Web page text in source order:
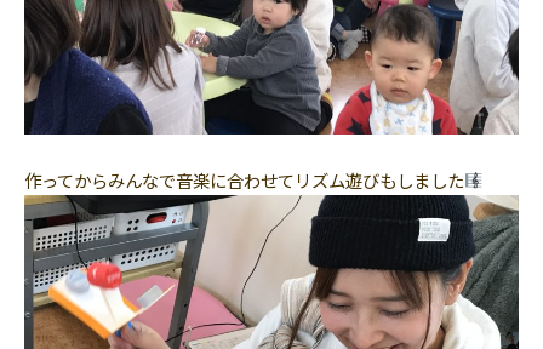
作ってからみんなで音楽に合わせてリズム遊びもしました